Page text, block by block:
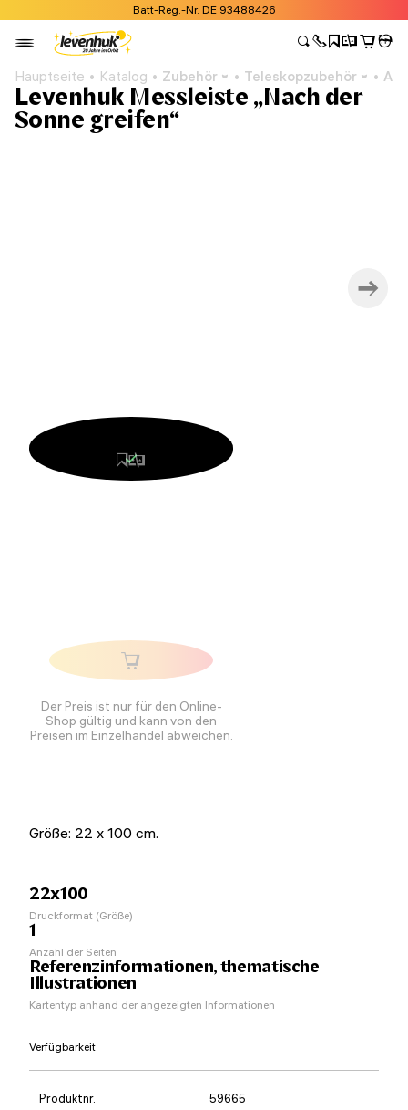
Batt-Reg.-Nr. DE 93488426
Hauptseite Katalog Zubehör Teleskopzubehör
Levenhuk Messleiste „Nach der
Sonne greifen“
Der Preis ist nur für den Online-
Shop gültig und kann von den
Preisen im Einzelhandel abweichen.
Größe: 22 x 100 cm.
22x100
Druckformat (Größe)
1
Anzahl der Seiten
Referenzinformationen, thematische
Illustrationen
Kartentyp anhand der angezeigten Informationen
Verfügbarkeit
Produktnr.
59665